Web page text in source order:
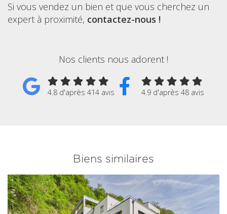
Si vous vendez un bien et que vous cherchez un
expert à proximité, contactez-nous !
Nos clients nous adorent !
4.8 d'après 414 avis 4.9 d'après 48 avis
Biens similaires